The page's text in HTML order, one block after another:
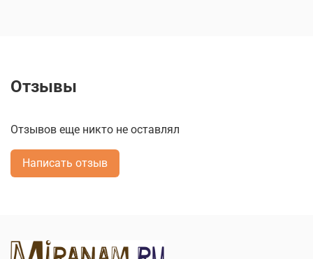
Отзывы
Отзывов еще никто не оставлял
Написать отзыв